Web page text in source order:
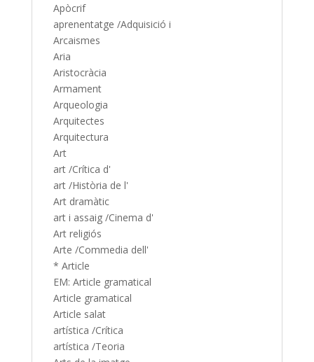
Apòcrif
aprenentatge /Adquisició i
Arcaismes
Aria
Aristocràcia
Armament
Arqueologia
Arquitectes
Arquitectura
Art
art /Crítica d'
art /Història de l'
Art dramàtic
art i assaig /Cinema d'
Art religiós
Arte /Commedia dell'
* Article
EM: Article gramatical
Article gramatical
Article salat
artística /Crítica
artística /Teoria